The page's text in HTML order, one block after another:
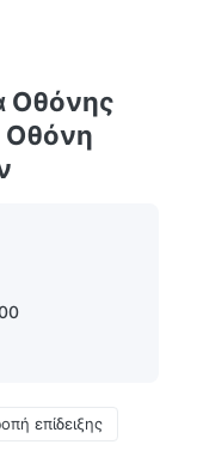
Οθόνης
Οθόνη
επίδειξης